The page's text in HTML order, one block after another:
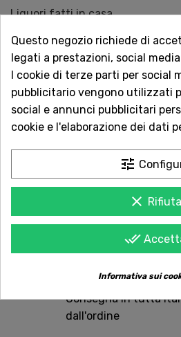
Liquori fatti in casa
Disponibile da Cristaldi con consegna
QUANTITÀ
Acquista in totale
Dal 1957 a Catania.
Spedizioni rapide
Consegna in tutta
dall'ordine
Questo negozio richiede di
legati a prestazioni, social
I cookie di terze parti per social
pubblicitario vengono utilizzati
social e annunci pubblicitari
cookie e l'elaborazione dei dati
tune
clear Rifiuta
done_all
Informativa sui